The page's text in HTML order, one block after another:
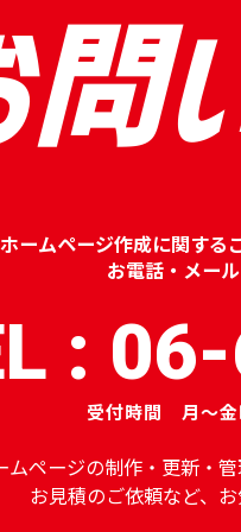
問
ホームページ作成に関する
お電話・メー
:
受付時間 月～
ムページの制作・更新・
お見積のご依頼など、